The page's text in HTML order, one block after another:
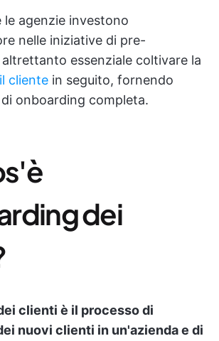
agenzie investono
nelle iniziative di pre-
essenziale coltivare la
cliente in seguito, fornendo
onboarding completa.
dei
clienti è il processo di
nuovi clienti in un'azienda e di